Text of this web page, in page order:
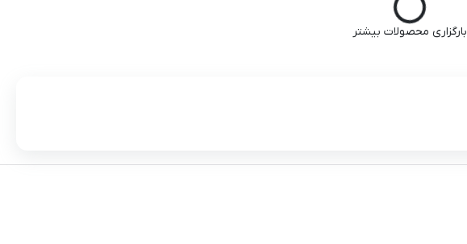
بارگزاری محصولات بیشتر